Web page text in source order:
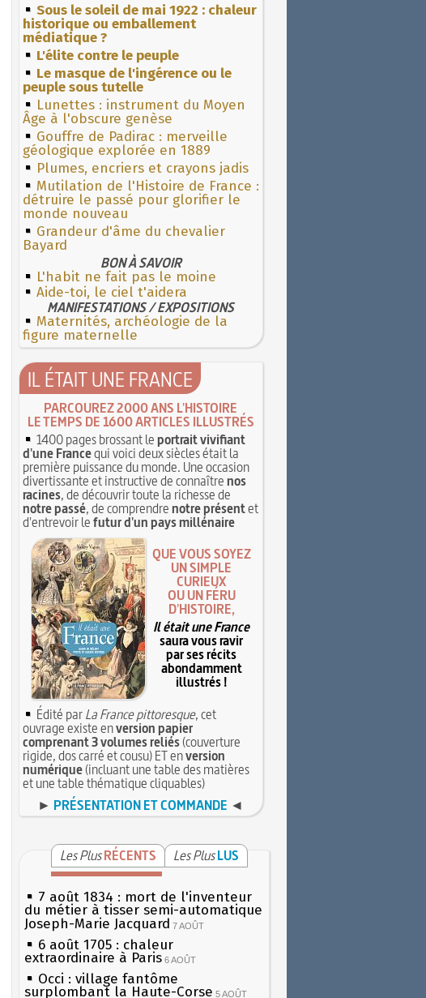
Sous le soleil de mai 1922 : chaleur
historique ou emballement
médiatique ?
L'élite contre le peuple
Le masque de l'ingérence ou le
peuple sous tutelle
Lunettes : instrument du Moyen
Âge à l'obscure genèse
Gouffre de Padirac : merveille
géologique explorée en 1889
Plumes, encriers et crayons jadis
Mutilation de l'Histoire de France :
détruire le passé pour glorifier le
monde nouveau
Grandeur d'âme du chevalier
Bayard
BON À SAVOIR
L'habit ne fait pas le moine
Aide-toi, le ciel t'aidera
MANIFESTATIONS / EXPOSITIONS
Maternités, archéologie de la
figure maternelle
IL ÉTAIT UNE FRANCE
PARCOUREZ 2000 ANS L'HISTOIRE
LE TEMPS DE 1600 ARTICLES ILLUSTRÉS
1400 pages brossant leportrait vivifiant
d'une Francequi voici deux siècles était la
première puissance du monde. Une occasion
divertissante et instructive de connaîtrenos
racines, de découvrir toute la richesse de
notre passé, de comprendrenotre présentet
d'entrevoir lefutur d'un pays millénaire
QUE VOUS SOYEZ
UN SIMPLE
CURIEUX
OU UN FÉRU
D'HISTOIRE,
Il était une France
saura vous ravir
par ses récits
abondamment
illustrés !
Édité parLa France pittoresque, cet
ouvrage existe enversion papier
comprenant 3 volumes reliés(couverture
rigide, dos carré et cousu) ET enversion
numérique(incluant une table des matières
et une table thématique cliquables)
► PRÉSENTATION ET COMMANDE ◄
Les Plus RÉCENTS Les Plus LUS
7 août 1834 : mort de l'inventeur
du métier à tisser semi-automatique
Joseph-Marie Jacquard 7 AOÛT
6 août 1705 : chaleur
extraordinaire à Paris 6 AOÛT
Occi : village fantôme
surplombant la Haute-Corse 5 AOÛT